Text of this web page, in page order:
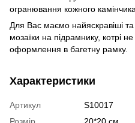
огранювання кожного камінчика.
Для Вас маємо найяскравіші
мозаїки на підрамнику, котрі
оформлення в багетну рамку.
Характеристики
Артикул
S10017
Розмір
20*20 см